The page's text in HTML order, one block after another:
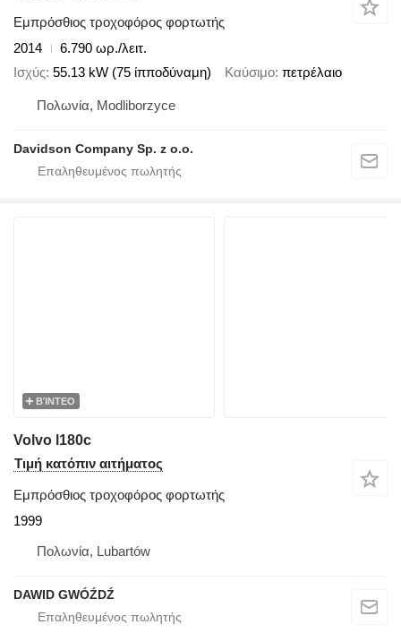
Εμπρόσθιος τροχοφόρος φορτωτής
2014
6.790 ωρ./λειτ.
Ισχύς 55.13 kW (75 ίπποδύναμη) Καύσιμο πετρέλαιο
Πολωνία, Modliborzyce
Davidson Company Sp. z o.o.
ΒΊΝΤΕΟ
Volvo l180c
Τιμή κατόπιν αιτήματος
Εμπρόσθιος τροχοφόρος φορτωτής
1999
Πολωνία, Lubartów
DAWID GWÓŹDŹ